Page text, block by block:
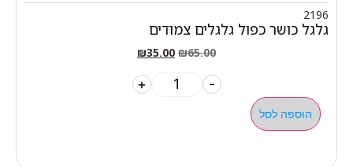
2196
גלגל כושר כפול גלגלים צמודים
₪65.00
₪35.00
-
+
הוספה לסל